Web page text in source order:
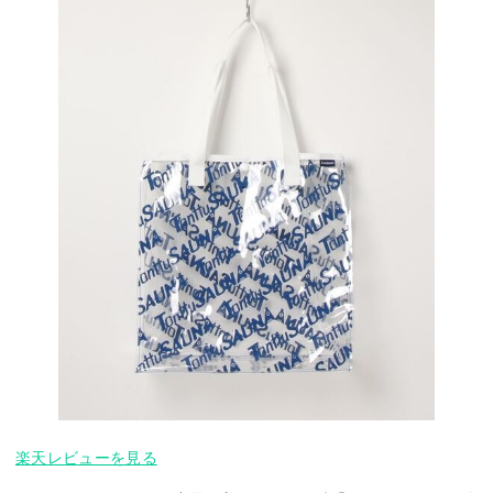
楽天レビューを見る